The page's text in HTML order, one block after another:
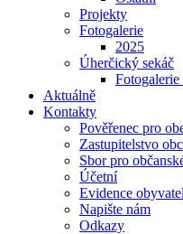
Projekty
Fotogalerie
2025
Úherčický sekáč
Fotogalerie
Aktuálně
Kontakty
Pověřenec pro
Zastupitelstvo
Sbor pro
Účetní
Evidence obyvatel
Napište nám
Odkazy